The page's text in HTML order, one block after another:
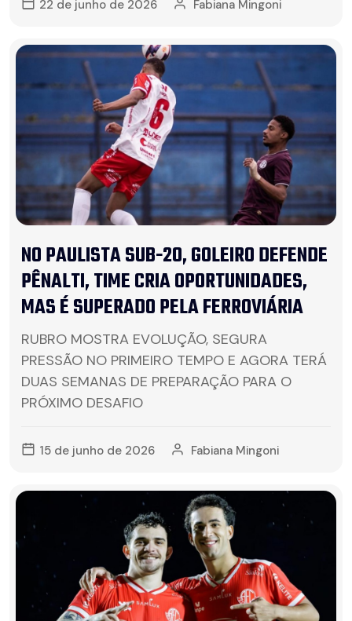
22 de junho de 2026 Fabiana Mingoni
NO PAULISTA SUB-20, GOLEIRO DEFENDE
PÊNALTI, TIME CRIA OPORTUNIDADES,
MAS É SUPERADO PELA FERROVIÁRIA
RUBRO MOSTRA EVOLUÇÃO, SEGURA
PRESSÃO NO PRIMEIRO TEMPO E AGORA TERÁ
DUAS SEMANAS DE PREPARAÇÃO PARA O
PRÓXIMO DESAFIO
15 de junho de 2026 Fabiana Mingoni